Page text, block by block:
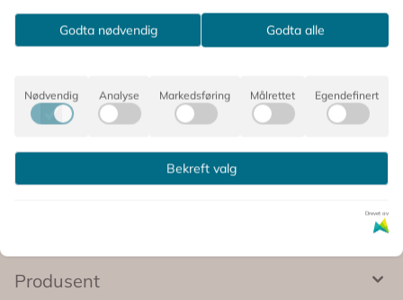
✨ Laget av parafinvoks
🎁 Perfekt gave til alle som elsker søte detaljer og
La lyset aldri brenne uten tilsyn.
Kommentarer
Produsent
Godta nødvendig Godta alle
Nødvendig Analyse Markedsføring Målrettet Egendefinert
Bekreft valg
Drevet av